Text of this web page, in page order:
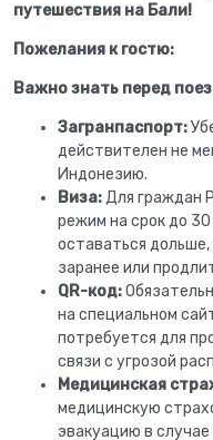
путешествия на Бали!
Пожелания к гостю:
Важно знать перед
Загранпаспорт:
действителен не
Индонезию.
Виза:Для граждан
режим на срок до
оставаться
заранее или
QR-код:
на специальном
потребуется для
связи с угрозой
Медицинская
медицинскую
эвакуацию в